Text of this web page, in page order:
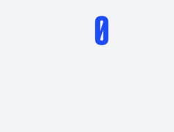
0